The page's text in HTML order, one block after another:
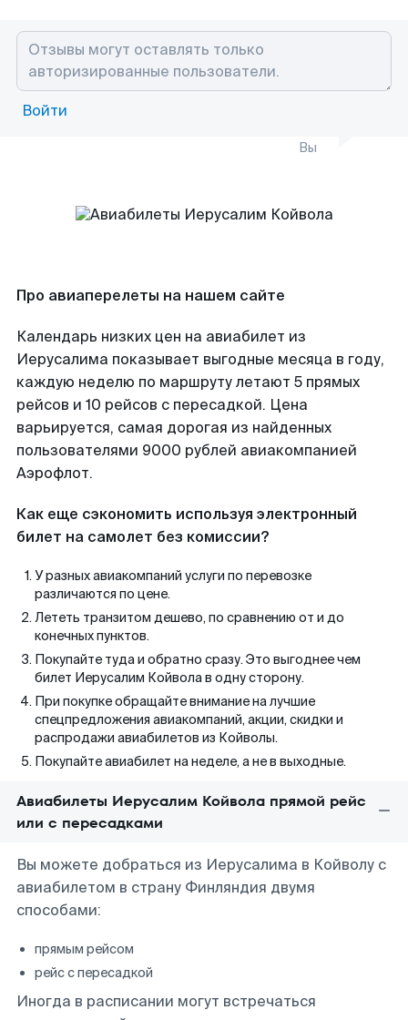
Войти
Вы
Про авиаперелеты на нашем сайте
Календарь низких цен на авиабилет из
Иерусалима показывает выгодные месяца в году,
каждую неделю по маршруту летают 5 прямых
рейсов и 10 рейсов с пересадкой. Цена
варьируется, самая дорогая из найденных
пользователями 9000 рублей авиакомпанией
Аэрофлот.
Как еще сэкономить используя электронный
билет на самолет без комиссии?
У разных авиакомпаний услуги по перевозке
различаются по цене.
Лететь транзитом дешево, по сравнению от и до
конечных пунктов.
Покупайте туда и обратно сразу. Это выгоднее чем
билет Иерусалим Койвола в одну сторону.
При покупке обращайте внимание на лучшие
спецпредложения авиакомпаний, акции, скидки и
распродажи авиабилетов из Койволы.
Покупайте авиабилет на неделе, а не в выходные.
Авиабилеты Иерусалим Койвола прямой рейс
или с пересадками
Вы можете добраться из Иерусалима в Койволу с
авиабилетом в страну Финляндия двумя
способами:
прямым рейсом
рейс с пересадкой
Иногда в расписании могут встречаться